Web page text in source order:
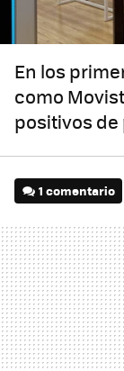
En los
como
positivos
1 comentario